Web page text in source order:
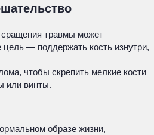
сращения травмы может
цель — поддержать кость изнутри,
чтобы скрепить мелкие кости
или винты.
образе жизни,